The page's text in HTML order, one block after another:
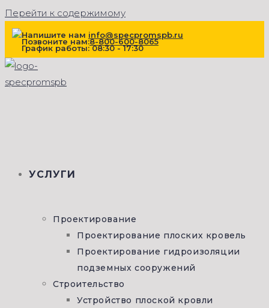
Перейти к содержимому
Напишите нам info@specpromspb.ru
Позвоните нам:8-800-600-8065
График работы: 08:30 - 17:30
УСЛУГИ
Проектирование
Проектирование плоских кровель
Проектирование гидроизоляции
подземных сооружений
Строительство
Устройство плоской кровли